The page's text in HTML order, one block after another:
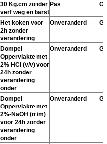
30 Kg.cm zonder
verf weg en barst
Pas
Het koken voor
2h zonder
verandering
Onveranderd
Dompel
Oppervlakte met
2% HCI (v/v) voor
24h zonder
verandering
onder
Onveranderd
Dompel
Oppervlakte met
2%-NaOH (m/m)
voor 24h zonder
verandering
onder
Onveranderd